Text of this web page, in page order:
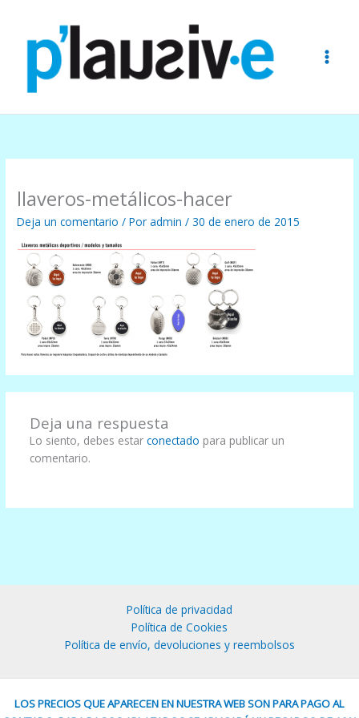
contenido
llaveros-metálicos-hacer
Deja un comentario / Poradmin/30 de enero de 2015
Deja una respuesta
Lo siento, debes estar conectado para publicar un
comentario.
Política de privacidad
Política de Cookies
Política de envío, devoluciones y reembolsos
LOS PRECIOS QUE APARECEN EN NUESTRA WEB SON PARA PAGO AL